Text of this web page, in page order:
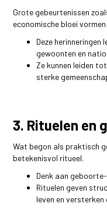
Grote gebeurtenissen
economische bloei
Deze herinneringen
gewoonten en
Ze kunnen leiden
sterke
3. Rituelen en
Wat begon als praktisch
betekenisvol ritueel.
Denk aan
Rituelen geven
leven en